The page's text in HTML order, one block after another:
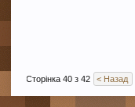
Сторінка 40 з 42 < Назад